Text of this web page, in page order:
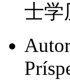
士学